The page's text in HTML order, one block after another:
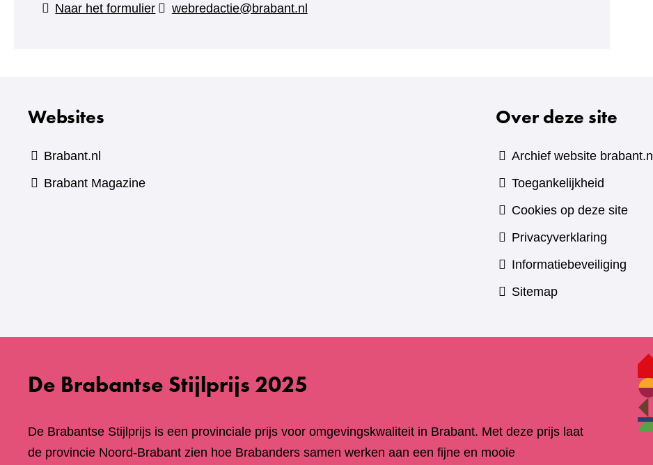
Naar het formulier(verwijst
webredactie@brabant.nl
Websites
Brabant.nl
Brabant Magazine(verwijst
Over deze site
Archief website brabant.nl
Toegankelijkheid
Cookies op deze site
Privacyverklaring
Informatiebeveiliging
Sitemap
De Brabantse Stijlprijs 2025
De Brabantse Stijlprijs is een provinciale prijs voor omgevingskwaliteit in Brabant. Met deze prijs laat
de provincie Noord-Brabant zien hoe Brabanders samen werken aan een fijne en mooie